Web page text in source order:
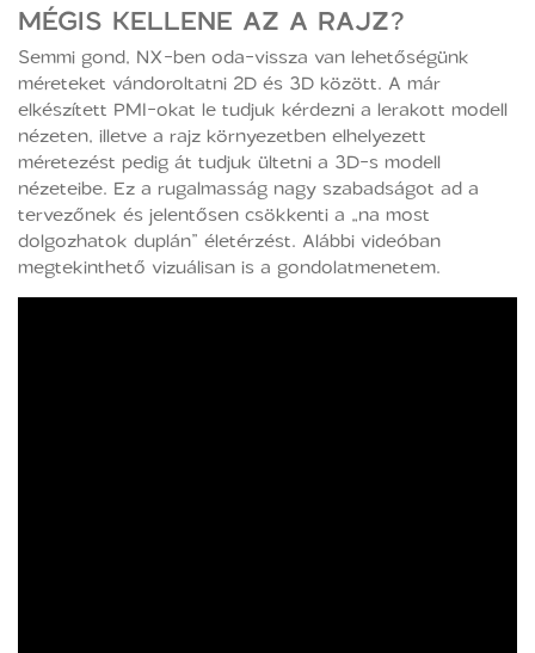
MÉGIS KELLENE AZ A RAJZ?
Semmi gond, NX-ben oda-vissza van lehetőségünk
méreteket vándoroltatni 2D és 3D között. A már
elkészített PMI-okat le tudjuk kérdezni a lerakott modell
nézeten, illetve a rajz környezetben elhelyezett
méretezést pedig át tudjuk ültetni a 3D-s modell
nézeteibe. Ez a rugalmasság nagy szabadságot ad a
tervezőnek és jelentősen csökkenti a „na most
dolgozhatok duplán” életérzést. Alábbi videóban
megtekinthető vizuálisan is a gondolatmenetem.